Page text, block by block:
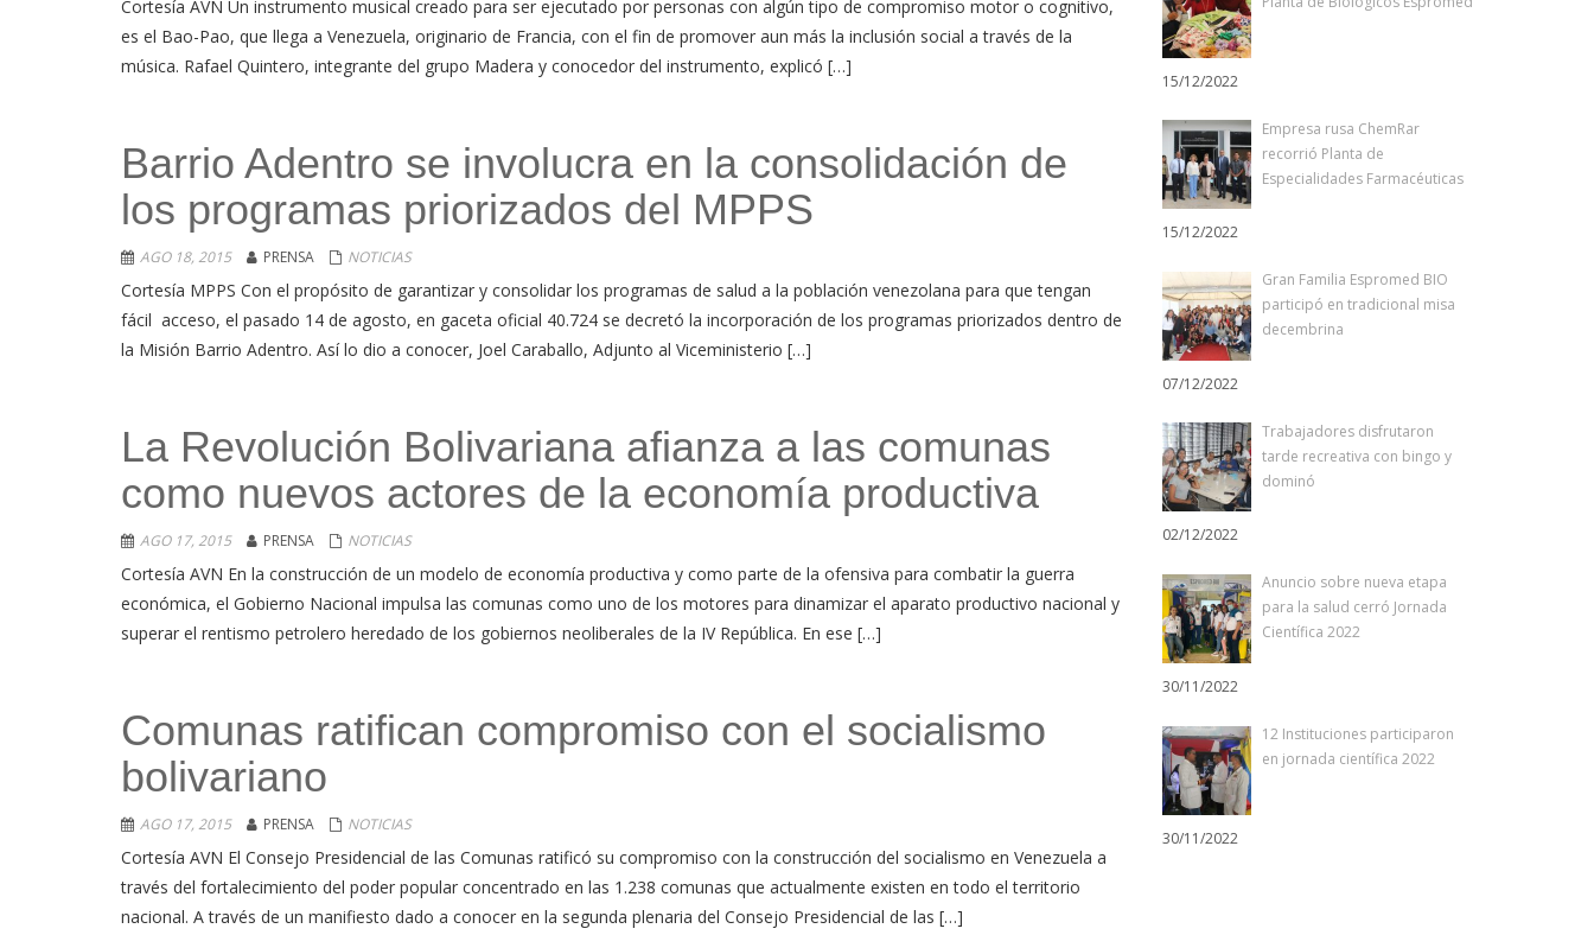
Cortesía AVN Un instrumento musical creado para ser ejecutado por personas con algún tipo de compromiso motor o cognitivo,
es el Bao-Pao, que llega a Venezuela, originario de Francia, con el fin de promover aun más la inclusión social a través de la
música. Rafael Quintero, integrante del grupo Madera y conocedor del instrumento, explicó […]
Barrio Adentro se involucra en la consolidación de
los programas priorizados del MPPS
AGO 18, 2015 PRENSA NOTICIAS
Cortesía MPPS Con el propósito de garantizar y consolidar los programas de salud a la población venezolana para que tengan
fácil acceso, el pasado 14 de agosto, en gaceta oficial 40.724 se decretó la incorporación de los programas priorizados dentro de
la Misión Barrio Adentro. Así lo dio a conocer, Joel Caraballo, Adjunto al Viceministerio […]
La Revolución Bolivariana afianza a las comunas
como nuevos actores de la economía productiva
AGO 17, 2015 PRENSA NOTICIAS
Cortesía AVN En la construcción de un modelo de economía productiva y como parte de la ofensiva para combatir la guerra
económica, el Gobierno Nacional impulsa las comunas como uno de los motores para dinamizar el aparato productivo nacional y
superar el rentismo petrolero heredado de los gobiernos neoliberales de la IV República. En ese […]
Comunas ratifican compromiso con el socialismo
bolivariano
AGO 17, 2015 PRENSA NOTICIAS
Cortesía AVN El Consejo Presidencial de las Comunas ratificó su compromiso con la construcción del socialismo en Venezuela a
través del fortalecimiento del poder popular concentrado en las 1.238 comunas que actualmente existen en todo el territorio
nacional. A través de un manifiesto dado a conocer en la segunda plenaria del Consejo Presidencial de las […]
15/12/2022
Empresa rusa ChemRar
recorrió Planta de
Especialidades Farmacéuticas
15/12/2022
Gran Familia Espromed BIO
participó en tradicional misa
decembrina
07/12/2022
Trabajadores disfrutaron
tarde recreativa con bingo y
dominó
02/12/2022
Anuncio sobre nueva etapa
para la salud cerró Jornada
Científica 2022
30/11/2022
12 Instituciones participaron
en jornada científica 2022
30/11/2022